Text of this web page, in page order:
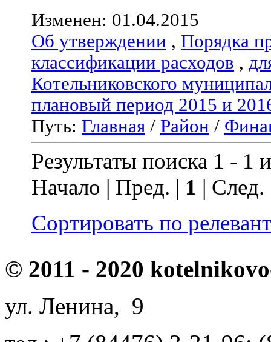
Изменен: 01.04.2015
Об утверждении , Порядка
классификации расходов ,
Котельниковского
плановый период 2015 и
Путь: Главная / Район /
Результаты поиска 1 - 1
Начало | Пред. | 1 |
Сортировать по
© 2011 - 2020
ул. Ленина, 9